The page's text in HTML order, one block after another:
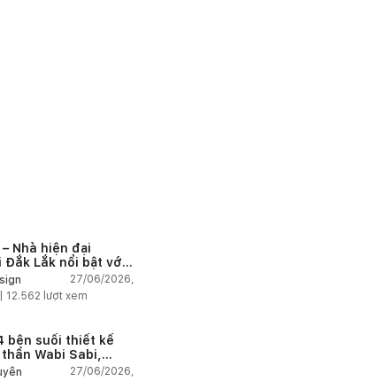
– Nhà hiện đại
Đắk Lắk nổi bật với
và hệ sân vườn
nhiên
27/06/2026,
12.562 lượt xem
bên suối thiết kế
Wabi Sabi,
giữa thiên nhiên
27/06/2026,